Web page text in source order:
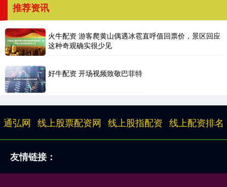
推荐资讯
火牛配资 游客爬黄山偶遇冰雹直呼值回票价，景区回应
这种奇观确实很少见
好牛配资 开场视频致敬巴菲特
通弘网 线上股票配资网 线上股指配资 线上配资排名
友情链接：